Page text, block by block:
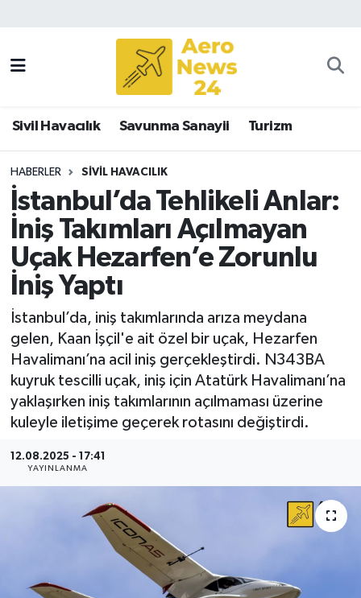
Sivil Havacılık Savunma Sanayii Turizm
HABERLER SIVIL HAVACILIK
İstanbul’da Tehlikeli Anlar:
İniş Takımları Açılmayan
Uçak Hezarfen’e Zorunlu
İniş Yaptı
İstanbul’da, iniş takımlarında arıza meydana
gelen, Kaan İşçil'e ait özel bir uçak, Hezarfen
Havalimanı’na acil iniş gerçekleştirdi. N343BA
kuyruk tescilli uçak, iniş için Atatürk Havalimanı’na
yaklaşırken iniş takımlarının açılmaması üzerine
kuleyle iletişime geçerek rotasını değiştirdi.
12.08.2025 - 17:41
YAYINLANMA